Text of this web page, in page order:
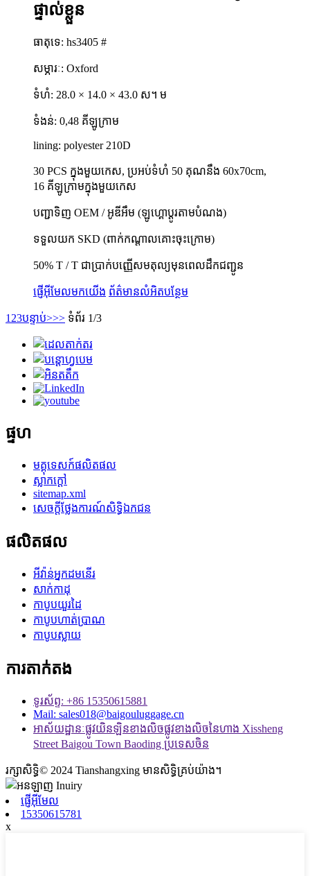
ផ្ទាល់ខ្លួន
ធាតុទេ: hs3405 #
សម្ភារៈ: Oxford
ទំហំ: 28.0 × 14.0 × 43.0 ស។ ម
ទំងន់: 0,48 គីឡូក្រាម
lining: polyester 210D
30 PCS ក្នុងមួយកេស, ប្រអប់ទំហំ 50 គុណនឹង 60x70cm,
16 គីឡូក្រាមក្នុងមួយកេស
បញ្ជាទិញ OEM / អូឌីអឹម (ឡូហ្គោប្តូរតាមបំណង)
ទទួលយក SKD (ពាក់កណ្តាលគោះចុះក្រោម)
50% T / T ជាប្រាក់បញ្ញើសមតុល្យមុនពេលដឹកជញ្ជូន
ផ្ញើអ៊ីមែលមកយើង ព័ត៌មានលំអិតបន្ថែម
1 23បន្ទាប់>>> ទំព័រ 1/3
ផ្ទហ
មគ្គុទេសក៍ផលិតផល
ស្លាកក្តៅ
sitemap.xml
សេចក្តីថ្លែងការណ៍សិទ្ធិឯកជន
ផលិតផល
អីវ៉ាន់អ្នកដមនើរ
សាក់កាដុ
កាបូបយួរដៃ
កាបូបហាត់ប្រាណ
កាបូបស្លាយ
ការតាក់តង
ទូរស័ព្ទ: +86 15350615881
Mail: sales018@baigouluggage.cn
អាស័យដ្ឋានៈផ្លូវយិនឡិនខាងលិចផ្លូវខាងលិចនៃហាង Xissheng
Street Baigou Town Baoding ប្រទេសចិន
រក្សាសិទ្ធិ© 2024 Tianshangxing មានសិទ្ធិគ្រប់យ៉ាង។
ផ្ញើអ៊ីមែល
15350615781
x